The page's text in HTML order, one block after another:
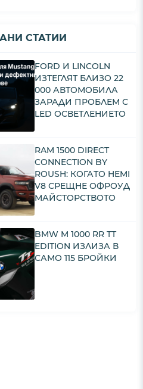
СТАТИИ
FORD И LINCOLN
ИЗТЕГЛЯТ БЛИЗО 22
000 АВТОМОБИЛА
ЗАРАДИ ПРОБЛЕМ С
LED ОСВЕТЛЕНИЕТО
RAM 1500 DIRECT
CONNECTION BY
ROUSH: КОГАТО HEMI
V8 СРЕЩНЕ ОФРОУД
МАЙСТОРСТВОТО
BMW M 1000 RR TT
EDITION ИЗЛИЗА В
САМО 115 БРОЙКИ